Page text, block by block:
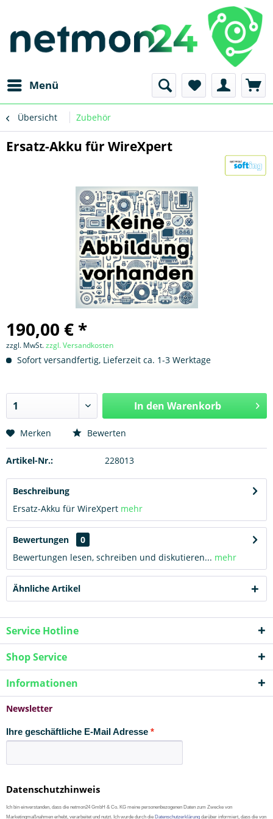
Menü
Übersicht Zubehör
Ersatz-Akku für WireXpert
190,00 € *
zzgl. MwSt.zzgl. Versandkosten
Sofort versandfertig, Lieferzeit ca. 1-3 Werktage
In den Warenkorb
Merken Bewerten
Artikel-Nr.: 228013
Beschreibung
Ersatz-Akku für WireXpert mehr
Bewertungen
0
Bewertungen lesen, schreiben und diskutieren... mehr
Ähnliche Artikel
Service Hotline
Shop Service
Informationen
Newsletter
Ihre geschäftliche E-Mail Adresse
Datenschutzhinweis
Ich bin einverstanden, dass die netmon24 GmbH & Co. KG meine personenbezogenen Daten zum Zwecke von
Marketingmaßnahmen erhebt, verarbeitet und nutzt. Ich wurde durch die Datenschutzerklärung darüber informiert, dass die von